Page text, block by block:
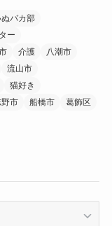
ぬバカ部
ー
介護
八潮市
流山市
猫好き
市 船橋市
葛飾区